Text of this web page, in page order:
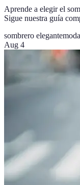
Aprende a elegir el
Sigue nuestra guía
sombrero elegantemoda
Aug 4